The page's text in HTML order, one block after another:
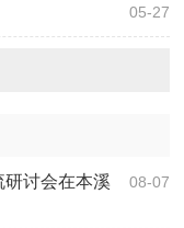
05-27
08-07
讨会在本溪